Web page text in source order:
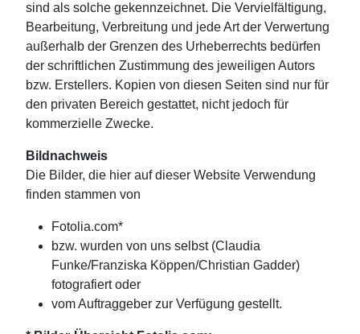
sind als solche gekennzeichnet. Die Vervielfältigung,
Bearbeitung, Verbreitung und jede Art der Verwertung
außerhalb der Grenzen des Urheberrechts bedürfen
der schriftlichen Zustimmung des jeweiligen Autors
bzw. Erstellers. Kopien von diesen Seiten sind nur für
den privaten Bereich gestattet, nicht jedoch für
kommerzielle Zwecke.
Bildnachweis
Die Bilder, die hier auf dieser Website Verwendung
finden stammen von
Fotolia.com*
bzw. wurden von uns selbst (Claudia
Funke/Franziska Köppen/Christian Gadder)
fotografiert oder
vom Auftraggeber zur Verfügung gestellt.